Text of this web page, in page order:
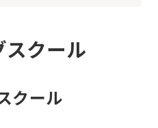
クール
クール
foreigners